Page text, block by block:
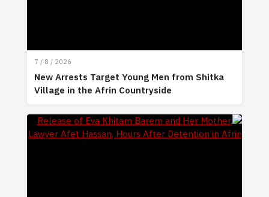
7 / 8 / 2026
New Arrests Target Young Men from Shitka
Village in the Afrin Countryside